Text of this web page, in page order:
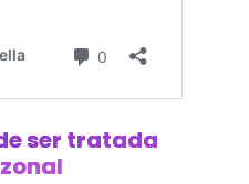
ser tratada